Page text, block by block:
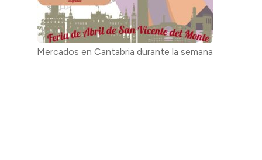
Mercados en Cantabria durante la semana